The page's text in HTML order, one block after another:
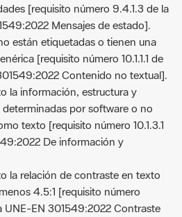
[requisito número 9.4.1.3 de la
Mensajes de estado].
están etiquetadas o tienen una
[requisito número 10.1.1.1 de
Contenido no textual].
la información, estructura y
por software o no
texto [requisito número 10.1.3.1
De información y
la relación de contraste en texto
4.5:1 [requisito número
UNE-EN 301549:2022 Contraste